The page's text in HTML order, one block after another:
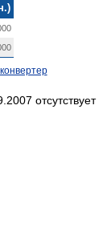
конвертер
отсутствует